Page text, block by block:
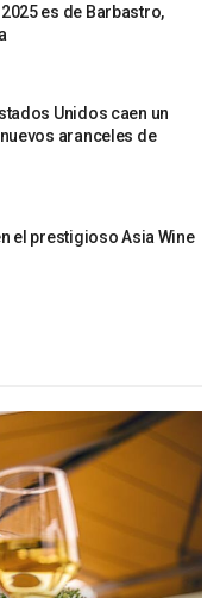
es de Barbastro,
Unidos caen un
aranceles de
el prestigioso Asia Wine